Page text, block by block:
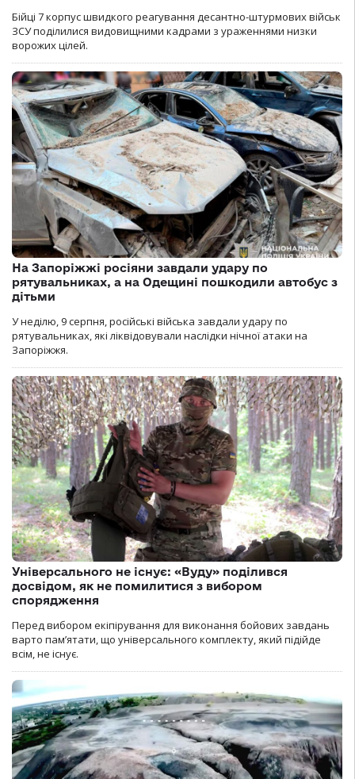
Бійці 7 корпус швидкого реагування десантно-штурмових військ
ЗСУ поділилися видовищними кадрами з ураженнями низки
ворожих цілей.
На Запоріжжі росіяни завдали удару по
рятувальниках, а на Одещині пошкодили автобус з
дітьми
У неділю, 9 серпня, російські війська завдали удару по
рятувальниках, які ліквідовували наслідки нічної атаки на
Запоріжжя.
Універсального не існує: «Вуду» поділився
досвідом, як не помилитися з вибором
спорядження
Перед вибором екіпірування для виконання бойових завдань
варто пам’ятати, що універсального комплекту, який підійде
всім, не існує.